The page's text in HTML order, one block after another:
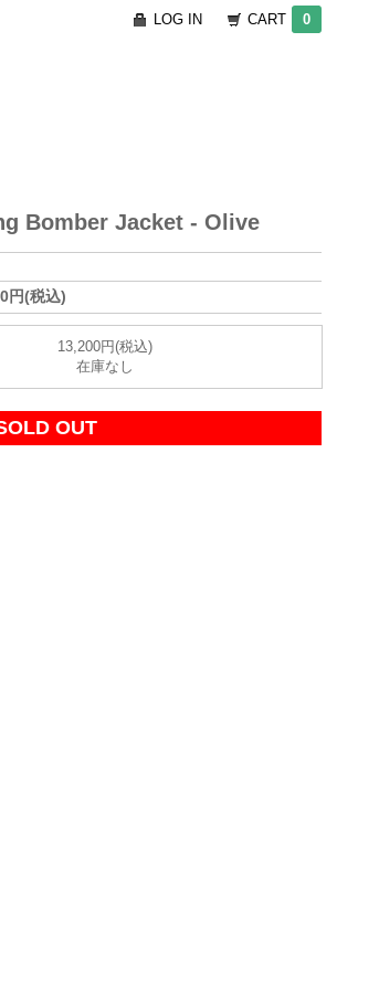
LOG IN CART 0
Bomber Jacket - Olive
円(税込)
13,200円(税込)
在庫なし
OUT